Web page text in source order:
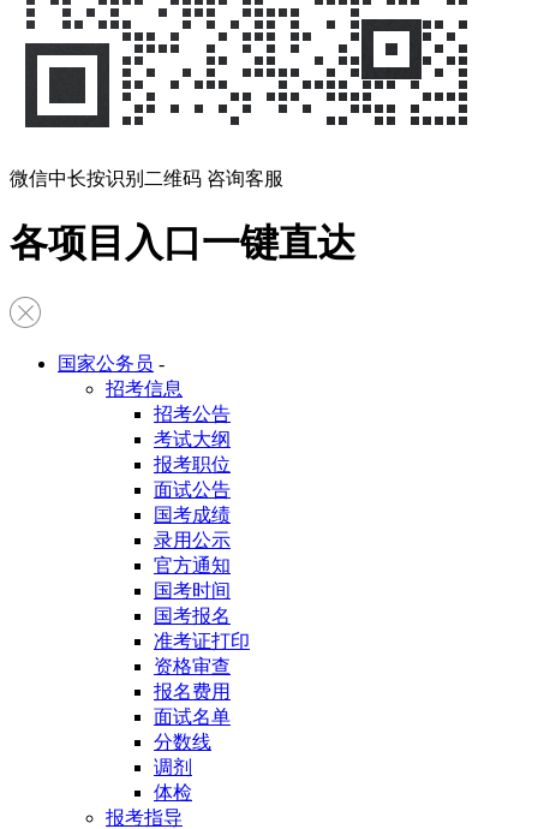
微信中长按识别二维码 咨询客服
各项目入口一键直达
国家公务员 -
招考信息
招考公告
考试大纲
报考职位
面试公告
国考成绩
录用公示
官方通知
国考时间
国考报名
准考证打印
资格审查
报名费用
面试名单
分数线
调剂
体检
报考指导